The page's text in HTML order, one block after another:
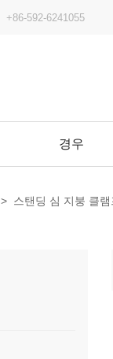
+86-592-6241055
경우
> 스탠딩 심 지붕 클램